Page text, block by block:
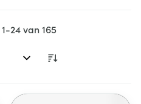
1-24van165